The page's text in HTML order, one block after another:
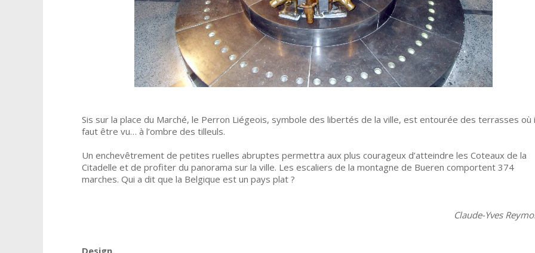
Sis sur la place du Marché, le Perron Liégeois, symbole des libertés de la ville, est entourée des terrasses où
faut être vu… à l’ombre des tilleuls.
Un enchevêtrement de petites ruelles abruptes permettra aux plus courageux d’atteindre les Coteaux de la
Citadelle et de profiter du panorama sur la ville. Les escaliers de la montagne de Bueren comportent 374
marches. Qui a dit que la Belgique est un pays plat ?
Claude-Yves
Design